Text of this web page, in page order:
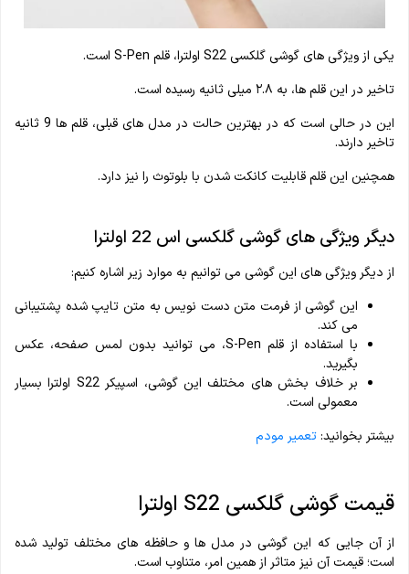
یکی از ویژگی های گوشی گلکسی S22 اولترا، قلم S-Pen است.
تاخیر در این قلم ها، به ۲.۸ میلی ثانیه رسیده است.
این در حالی است که در بهترین حالت در مدل های قبلی، قلم ها 9 ثانیه
تاخیر دارند.
همچنین این قلم قابلیت کانکت شدن با بلوتوث را نیز دارد.
دیگر ویژگی های گوشی گلکسی اس 22 اولترا
از دیگر ویژگی های این گوشی می توانیم به موارد زیر اشاره کنیم:
این گوشی از فرمت متن دست نویس به متن تایپ شده پشتیبانی
می‌ کند.
با استفاده از قلم S-Pen، می توانید بدون لمس صفحه، عکس
بگیرید.
بر خلاف بخش های مختلف این گوشی، اسپیکر S22 اولترا بسیار
معمولی است.
بیشتر بخوانید:تعمیر مودم
قیمت گوشی گلکسی S22 اولترا
از آن جایی که این گوشی در مدل ها و حافظه های مختلف تولید شده
است؛ قیمت آن نیز متاثر از همین امر، متناوب است.